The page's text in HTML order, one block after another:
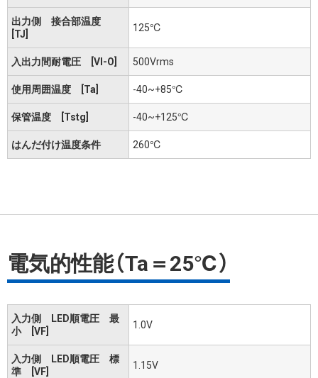
出力側 接合部温度
[TJ]
125℃
入出力間耐電圧 [VI-O] 500Vrms
使用周囲温度 [Ta] -40~+85℃
保管温度 [Tstg] -40~+125℃
はんだ付け温度条件 260℃
電気的性能（Ta＝25℃）
入力側 LED順電圧 最
小 [VF]
1.0V
入力側 LED順電圧 標
準 [VF]
1.15V